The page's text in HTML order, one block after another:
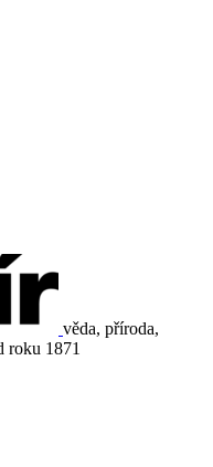
věda, příroda,
roku 1871